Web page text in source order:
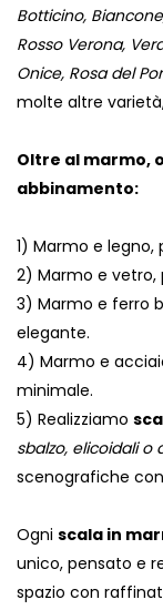
Botticino,
Rosso Verona,
Onice, Rosa del
molte altre
Oltre al marmo,
abbinamento:
1) Marmo e
2) Marmo e vetro,
3) Marmo e ferro
elegante.
4) Marmo e
minimale.
5) Realizziamo
sbalzo, elicoidali o
scenografiche
Ogni scala in
unico, pensato e
spazio con